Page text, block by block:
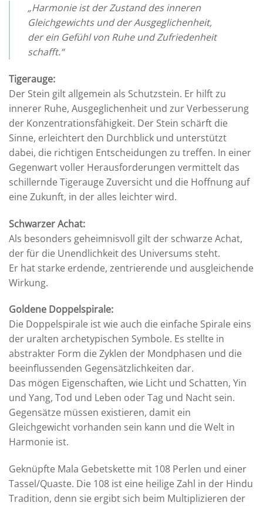
„Harmonie ist der Zustand des inneren
Gleichgewichts und der Ausgeglichenheit,
der ein Gefühl von Ruhe und Zufriedenheit
schafft.“
Tigerauge:
Der Stein gilt allgemein als Schutzstein. Er hilft zu
innerer Ruhe, Ausgeglichenheit und zur Verbesserung
der Konzentrationsfähigkeit. Der Stein schärft die
Sinne, erleichtert den Durchblick und unterstützt
dabei, die richtigen Entscheidungen zu treffen. In einer
Gegenwart voller Herausforderungen vermittelt das
schillernde Tigerauge Zuversicht und die Hoffnung auf
eine Zukunft, in der alles leichter wird.
Schwarzer Achat:
Als besonders geheimnisvoll gilt der schwarze Achat,
der für die Unendlichkeit des Universums steht.
Er hat starke erdende, zentrierende und ausgleichende
Wirkung.
Goldene Doppelspirale:
Die Doppelspirale ist wie auch die einfache Spirale eins
der uralten archetypischen Symbole. Es stellte in
abstrakter Form die Zyklen der Mondphasen und die
beeinflussenden Gegensätzlichkeiten dar.
Das mögen Eigenschaften, wie Licht und Schatten, Yin
und Yang, Tod und Leben oder Tag und Nacht sein.
Gegensätze müssen existieren, damit ein
Gleichgewicht vorhanden sein kann und die Welt in
Harmonie ist.
Geknüpfte Mala Gebetskette mit 108 Perlen und einer
Tassel/Quaste. Die 108 ist eine heilige Zahl in der Hindu
Tradition, denn sie ergibt sich beim Multiplizieren der